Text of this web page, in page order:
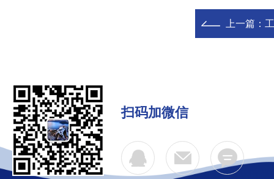
上一篇：
扫码加微信